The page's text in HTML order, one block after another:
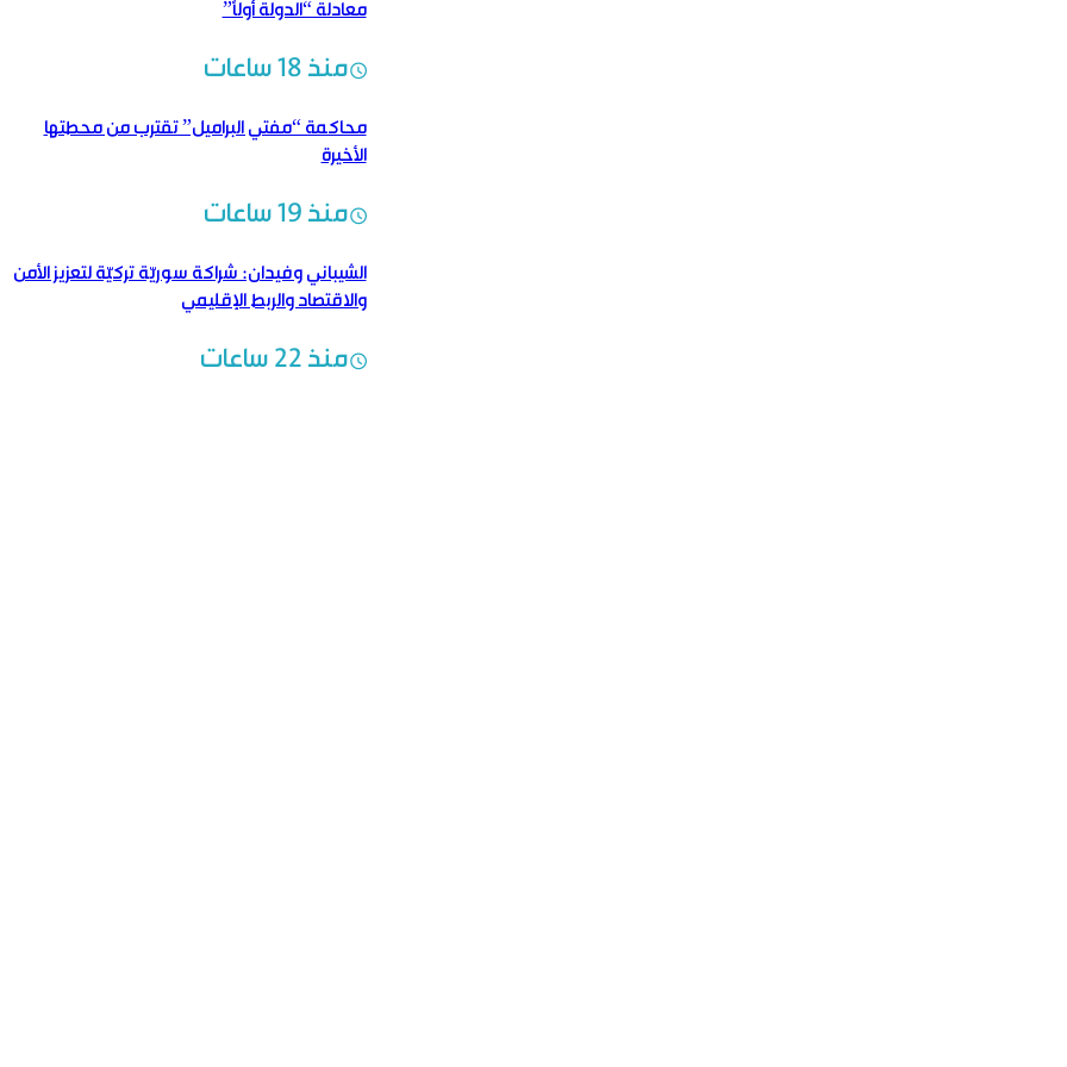
معادلة “الدولة أولاً”
منذ 18 ساعات
محاكمة “مفتي البراميل” تقترب من محطتها
الأخيرة
منذ 19 ساعات
الشيباني وفيدان: شراكة سوريّة تركيّة لتعزيز الأمن
والاقتصاد والربط الإقليمي
منذ 22 ساعات